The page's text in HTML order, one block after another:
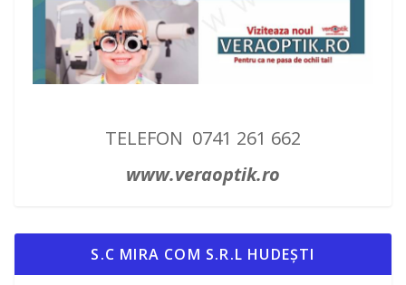
TELEFON 0741 261 662
www.veraoptik.ro
S.C MIRA COM S.R.L HUDEȘTI